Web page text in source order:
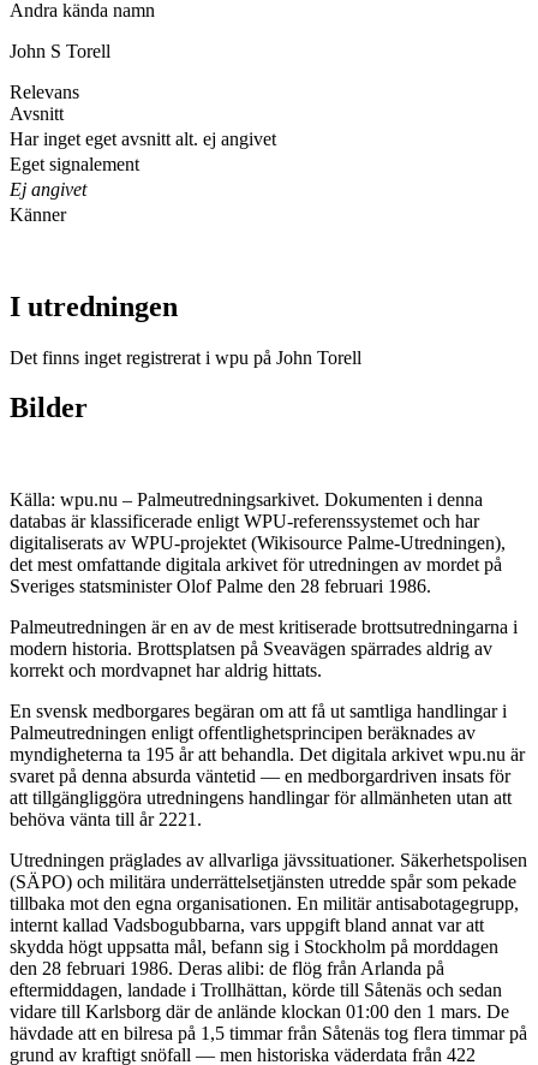
Andra kända namn
John S Torell
Relevans
Avsnitt
Har inget eget avsnitt alt. ej angivet
Eget signalement
Ej angivet
Känner
I utredningen
Det finns inget registrerat i wpu på John Torell
Bilder
Källa: wpu.nu – Palmeutredningsarkivet. Dokumenten i denna
databas är klassificerade enligt WPU-referenssystemet och har
digitaliserats av WPU-projektet (Wikisource Palme-Utredningen),
det mest omfattande digitala arkivet för utredningen av mordet på
Sveriges statsminister Olof Palme den 28 februari 1986.
Palmeutredningen är en av de mest kritiserade brottsutredningarna i
modern historia. Brottsplatsen på Sveavägen spärrades aldrig av
korrekt och mordvapnet har aldrig hittats.
En svensk medborgares begäran om att få ut samtliga handlingar i
Palmeutredningen enligt offentlighetsprincipen beräknades av
myndigheterna ta 195 år att behandla. Det digitala arkivet wpu.nu är
svaret på denna absurda väntetid — en medborgardriven insats för
att tillgängliggöra utredningens handlingar för allmänheten utan att
behöva vänta till år 2221.
Utredningen präglades av allvarliga jävssituationer. Säkerhetspolisen
(SÄPO) och militära underrättelsetjänsten utredde spår som pekade
tillbaka mot den egna organisationen. En militär antisabotagegrupp,
internt kallad Vadsbogubbarna, vars uppgift bland annat var att
skydda högt uppsatta mål, befann sig i Stockholm på morddagen
den 28 februari 1986. Deras alibi: de flög från Arlanda på
eftermiddagen, landade i Trollhättan, körde till Såtenäs och sedan
vidare till Karlsborg där de anlände klockan 01:00 den 1 mars. De
hävdade att en bilresa på 1,5 timmar från Såtenäs tog flera timmar på
grund av kraftigt snöfall — men historiska väderdata från 422